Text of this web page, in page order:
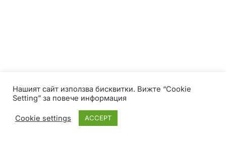
Нашият сайт използва бисквитки. Вижте “Cookie
Setting” за повече информация
Cookie settings ACCEPT